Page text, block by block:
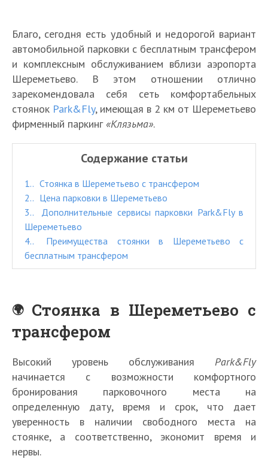
Благо, сегодня есть удобный и недорогой вариант
автомобильной парковки с бесплатным трансфером
и комплексным обслуживанием вблизи аэропорта
Шереметьево. В этом отношении отлично
зарекомендовала себя сеть комфортабельных
стоянок Park&Fly, имеющая в 2 км от Шереметьево
фирменный паркинг«Клязьма».
Содержание статьи
1.
Стоянка в Шереметьево с трансфером
2.
Цена парковки в Шереметьево
3.
Дополнительные сервисы парковки Park&Fly в
Шереметьево
4.
Преимущества стоянки в Шереметьево с
бесплатным трансфером
Стоянка в Шереметьево с
трансфером
Высокий уровень обслуживания Park&Fly
начинается с возможности комфортного
бронирования парковочного места на
определенную дату, время и срок, что дает
уверенность в наличии свободного места на
стоянке, а соответственно, экономит время и
нервы.